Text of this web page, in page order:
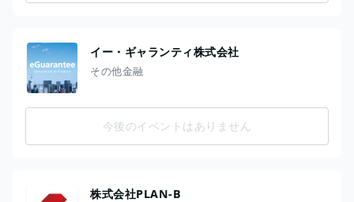
イー・ギャランティ株式会社
その他金融
今後のイベントはありません
株式会社PLAN-B